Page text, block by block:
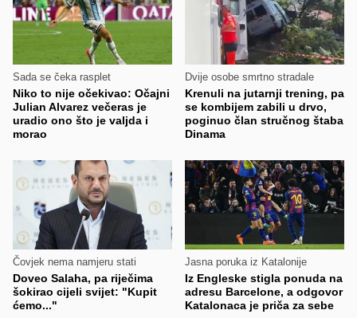
Sada se čeka rasplet
Niko to nije očekivao: Očajni
Julian Alvarez večeras je
uradio ono što je valjda i
morao
Dvije osobe smrtno stradale
Krenuli na jutarnji trening, pa
se kombijem zabili u drvo,
poginuo član stručnog štaba
Dinama
Čovjek nema namjeru stati
Doveo Salaha, pa riječima
šokirao cijeli svijet: "Kupit
ćemo..."
Jasna poruka iz Katalonije
Iz Engleske stigla ponuda na
adresu Barcelone, a odgovor
Katalonaca je priča za sebe